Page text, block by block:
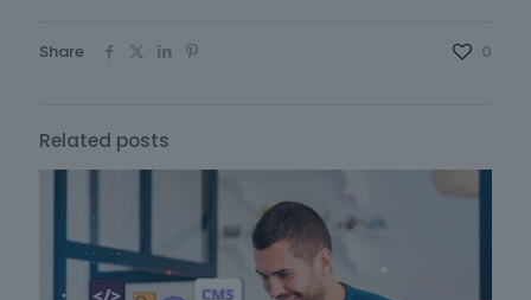
Share 0
Related posts